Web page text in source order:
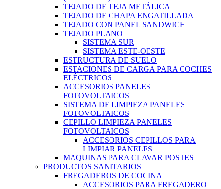
TEJADO DE TEJA METÁLICA
TEJADO DE CHAPA ENGATILLADA
TEJADO CON PANEL SANDWICH
TEJADO PLANO
SISTEMA SUR
SISTEMA ESTE-OESTE
ESTRUCTURA DE SUELO
ESTACIONES DE CARGA PARA COCHES
ELÉCTRICOS
ACCESORIOS PANELES
FOTOVOLTAICOS
SISTEMA DE LIMPIEZA PANELES
FOTOVOLTAICOS
CEPILLO LIMPIEZA PANELES
FOTOVOLTAICOS
ACCESORIOS CEPILLOS PARA
LIMPIAR PANELES
MAQUINAS PARA CLAVAR POSTES
PRODUCTOS SANITARIOS
FREGADEROS DE COCINA
ACCESORIOS PARA FREGADERO